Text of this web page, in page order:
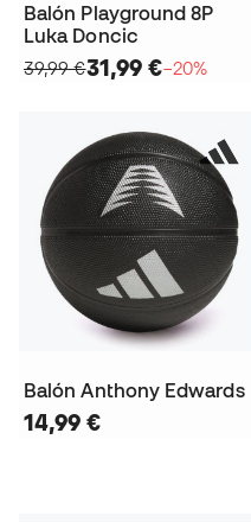
Balón Playground 8P
Luka Doncic
39,99 €31,99 €−20%
Balón Anthony Edwards
14,99 €